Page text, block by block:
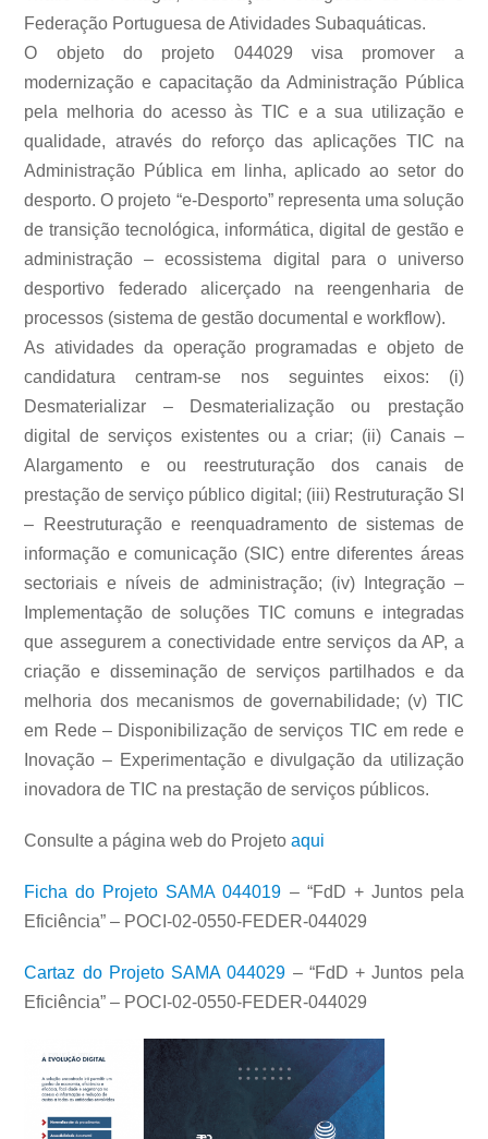
Federação Portuguesa de Atividades Subaquáticas.
O objeto do projeto 044029 visa promover a
modernização e capacitação da Administração Pública
pela melhoria do acesso às TIC e a sua utilização e
qualidade, através do reforço das aplicações TIC na
Administração Pública em linha, aplicado ao setor do
desporto. O projeto “e-Desporto” representa uma solução
de transição tecnológica, informática, digital de gestão e
administração – ecossistema digital para o universo
desportivo federado alicerçado na reengenharia de
processos (sistema de gestão documental e workflow).
As atividades da operação programadas e objeto de
candidatura centram-se nos seguintes eixos: (i)
Desmaterializar – Desmaterialização ou prestação
digital de serviços existentes ou a criar; (ii) Canais –
Alargamento e ou reestruturação dos canais de
prestação de serviço público digital; (iii) Restruturação SI
– Reestruturação e reenquadramento de sistemas de
informação e comunicação (SIC) entre diferentes áreas
sectoriais e níveis de administração; (iv) Integração –
Implementação de soluções TIC comuns e integradas
que assegurem a conectividade entre serviços da AP, a
criação e disseminação de serviços partilhados e da
melhoria dos mecanismos de governabilidade; (v) TIC
em Rede – Disponibilização de serviços TIC em rede e
Inovação – Experimentação e divulgação da utilização
inovadora de TIC na prestação de serviços públicos.
Consulte a página web do Projetoaqui
Ficha do Projeto SAMA 044019 – “FdD + Juntos pela
Eficiência” – POCI-02-0550-FEDER-044029
Cartaz do Projeto SAMA 044029 – “FdD + Juntos pela
Eficiência” – POCI-02-0550-FEDER-044029